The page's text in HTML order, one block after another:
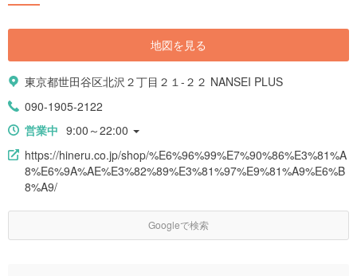
地図を見る
東京都世田谷区北沢２丁目２１-２２ NANSEI PLUS
090-1905-2122
営業中 9:00～22:00
https://hineru.co.jp/shop/%E6%96%99%E7%90%86%E3%81%A
8%E6%9A%AE%E3%82%89%E3%81%97%E9%81%A9%E6%B
8%A9/
Googleで検索